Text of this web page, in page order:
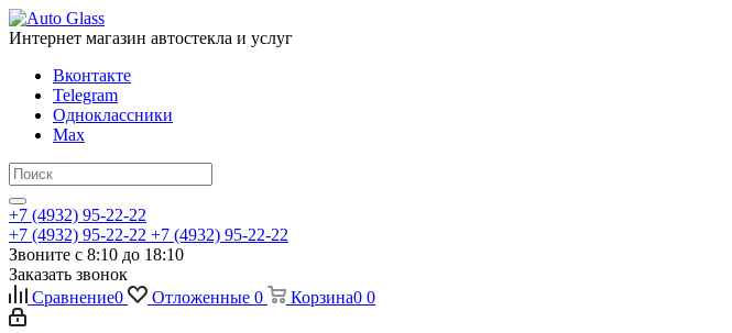
Интернет магазин автостекла и услуг
Вконтакте
Telegram
Одноклассники
Max
+7 (4932) 95-22-22
+7 (4932) 95-22-22 +7 (4932) 95-22-22
Звоните с 8:10 до 18:10
Заказать звонок
Сравнение0 Отложенные 0 Корзина0 0